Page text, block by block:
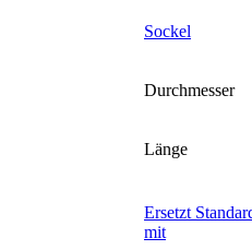
Sockel
Durchmesser
Länge
Ersetzt
mit